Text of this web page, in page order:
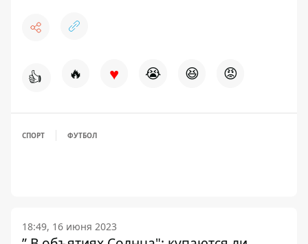
👍 🔥 ♥ 😭 😆 😡
СПОРТ ФУТБОЛ
18:49, 16 июня 2023